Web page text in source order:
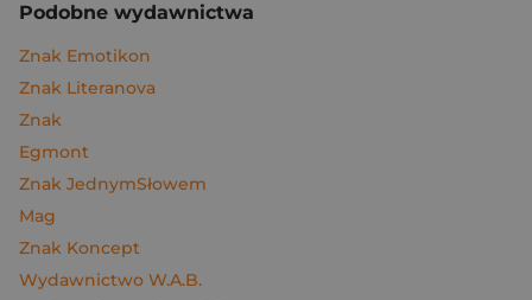
Podobne wydawnictwa
Znak Emotikon
Znak Literanova
Znak
Egmont
Znak JednymSłowem
Mag
Znak Koncept
Wydawnictwo W.A.B.